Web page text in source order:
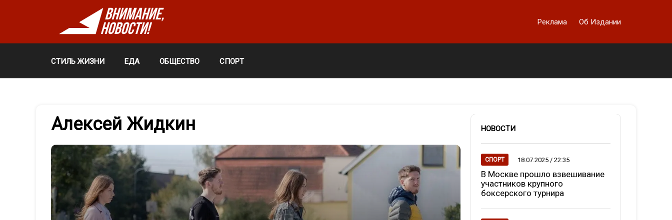
Реклама Об Издании
СТИЛЬ ЖИЗНИ ЕДА ОБЩЕСТВО СПОРТ
Алексей Жидкин НОВОСТИ
СПОРТ 18.07.2025 / 22:35
В Москве прошло взвешивание
участников крупного
боксерского турнира